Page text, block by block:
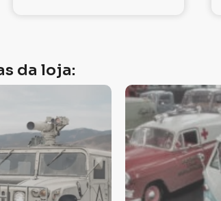
da loja: